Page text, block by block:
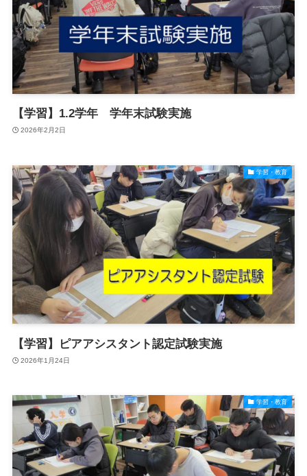
【学習】1.2学年 学年末試験実施
2026年2月2日
学習・教育
【学習】ピアアシスタント認定試験実施
2026年1月24日
学習・教育